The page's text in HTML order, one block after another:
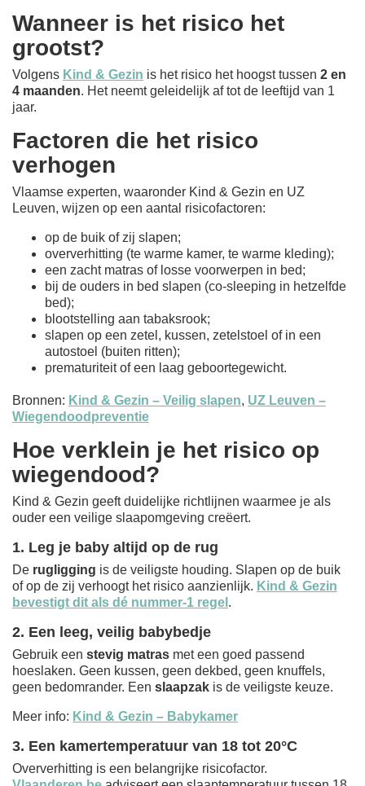
Wanneer is het risico het
grootst?
Volgens Kind & Gezin is het risico het hoogst tussen 2 en
4 maanden. Het neemt geleidelijk af tot de leeftijd van 1
jaar.
Factoren die het risico
verhogen
Vlaamse experten, waaronder Kind & Gezin en UZ
Leuven, wijzen op een aantal risicofactoren:
op de buik of zij slapen;
oververhitting (te warme kamer, te warme kleding);
een zacht matras of losse voorwerpen in bed;
bij de ouders in bed slapen (co-sleeping in hetzelfde
bed);
blootstelling aan tabaksrook;
slapen op een zetel, kussen, zetelstoel of in een
autostoel (buiten ritten);
prematuriteit of een laag geboortegewicht.
Bronnen: Kind & Gezin – Veilig slapen, UZ Leuven –
Wiegendoodpreventie
Hoe verklein je het risico op
wiegendood?
Kind & Gezin geeft duidelijke richtlijnen waarmee je als
ouder een veilige slaapomgeving creëert.
1. Leg je baby altijd op de rug
De rugligging is de veiligste houding. Slapen op de buik
of op de zij verhoogt het risico aanzienlijk. Kind & Gezin
bevestigt dit als dé nummer-1 regel .
2. Een leeg, veilig babybedje
Gebruik een stevig matras met een goed passend
hoeslaken. Geen kussen, geen dekbed, geen knuffels,
geen bedomrander. Een slaapzak is de veiligste keuze.
Meer info: Kind & Gezin – Babykamer
3. Een kamertemperatuur van 18 tot 20°C
Oververhitting is een belangrijke risicofactor.